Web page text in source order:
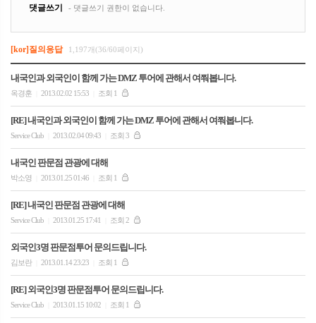
[kor]질의응답 1,197개(36/60페이지)
내국인과 외국인이 함께 가는 DMZ 투어에 관해서 여쭤봅니다.
옥경훈 2013.02.02 15:53 조회 1
[RE] 내국인과 외국인이 함께 가는 DMZ 투어에 관해서 여쭤봅니다.
Service Club 2013.02.04 09:43 조회 3
내국인 판문점 관광에 대해
박소영 2013.01.25 01:46 조회 1
[RE] 내국인 판문점 관광에 대해
Service Club 2013.01.25 17:41 조회 2
외국인3명 판문점투어 문의드립니다.
김보란 2013.01.14 23:23 조회 1
[RE] 외국인3명 판문점투어 문의드립니다.
Service Club 2013.01.15 10:02 조회 1